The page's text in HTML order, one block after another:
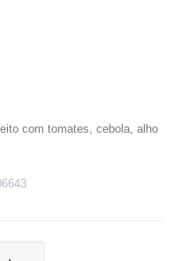
com tomates, cebola, alho